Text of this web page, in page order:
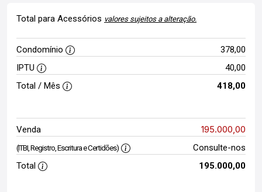
Total para Acessórios valores sujeitos a alteração.
Condomínio
378,00
IPTU
40,00
Total / Mês
418,00
Venda 195.000,00
(ITBI, Registro, Escritura e Certidões)
Consulte-nos
Total
195.000,00